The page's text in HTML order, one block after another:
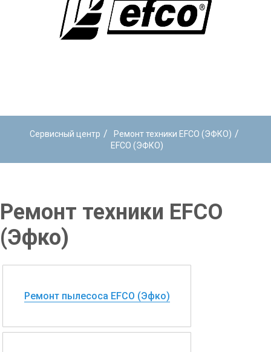
Сервисный центр / Ремонт техники EFCO (ЭФКО) /
EFCO (ЭФКО)
Ремонт техники EFCO
(Эфко)
Ремонт пылесоса EFCO (Эфко)